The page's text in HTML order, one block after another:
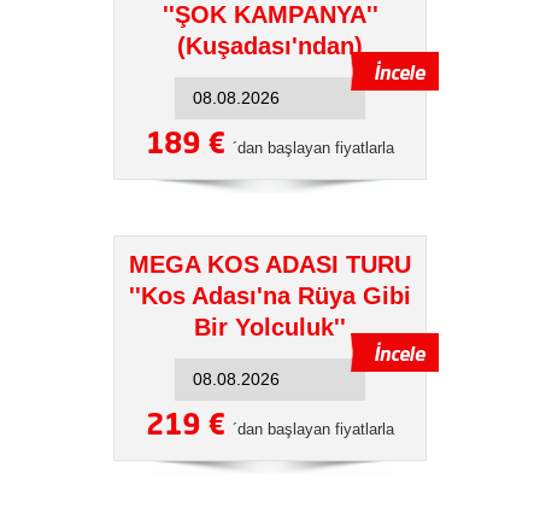
''ŞOK KAMPANYA''
(Kuşadası'ndan)
189 € ´dan başlayan fiyatlarla
MEGA KOS ADASI TURU
''Kos Adası'na Rüya Gibi
Bir Yolculuk''
219 € ´dan başlayan fiyatlarla